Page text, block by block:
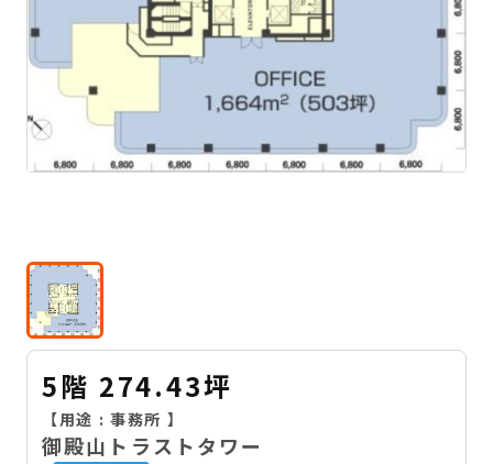
5階 274.43坪
【用途 :事務所 】
御殿山トラストタワー